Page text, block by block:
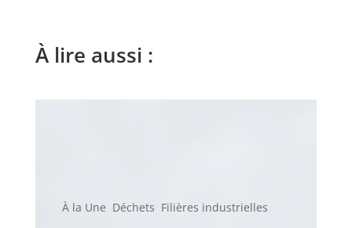
À lire aussi :
À la Une Déchets Filières industrielles